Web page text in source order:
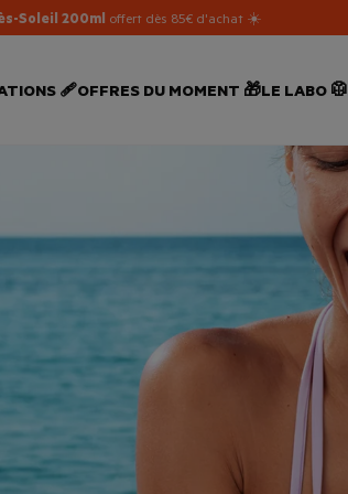
Soleil 200ml offert dès 85€ d'achat ☀️
🩹OFFRES DU MOMENT 🎁LE LABO 🥼